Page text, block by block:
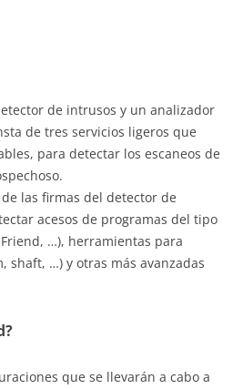
de intrusos y un analizador
de tres servicios ligeros que
para detectar los escaneos de
las firmas del detector de
acesos de programas del tipo
…), herramientas para
shaft, …) y otras más avanzadas
que se llevarán a cabo a